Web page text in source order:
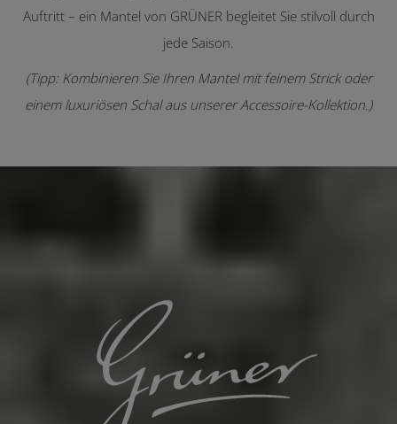
Auftritt – ein Mantel von GRÜNER begleitet Sie stilvoll durch
jede Saison.
(Tipp: Kombinieren Sie Ihren Mantel mit feinem Strickoder
einem luxuriösen Schalaus unserer Accessoire-Kollektion.)